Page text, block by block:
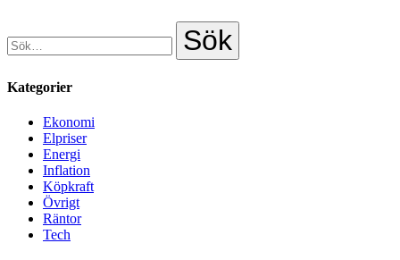
Kategorier
Ekonomi
Elpriser
Energi
Inflation
Köpkraft
Övrigt
Räntor
Tech